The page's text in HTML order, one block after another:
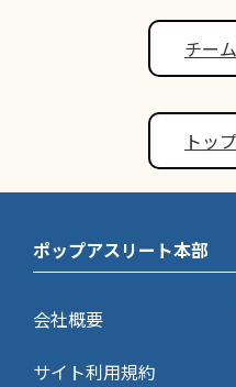
チー
トッ
ポップアスリート本部
会社概要
サイト利用規約